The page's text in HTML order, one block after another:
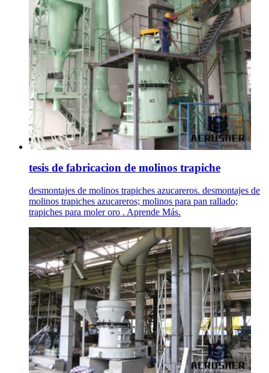
tesis de fabricacion de molinos trapiche
desmontajes de molinos trapiches azucareros. desmontajes de
molinos trapiches azucareros; molinos para pan rallado;
trapiches para moler oro . Aprende Más.